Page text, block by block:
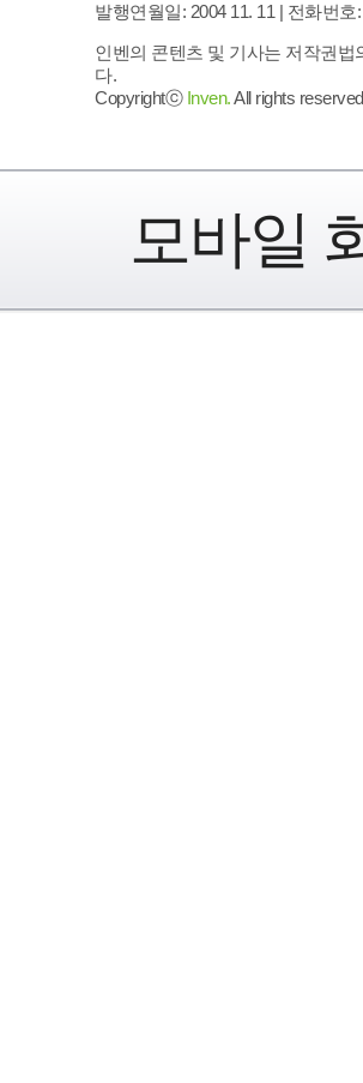
발행연월일: 2004 11. 11 | 전화번호
인벤의 콘텐츠 및 기사는 저작권
다.
Copyrightⓒ Inven.All rights
모바일